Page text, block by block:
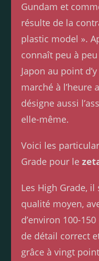
Gundam et
résulte de la
plastic model ».
connaît peu à
Japon au point
marché à l’heure
désigne aussi
elle-même.
Voici les
Grade pour le
Les High Grade, il
qualité moyen,
d’environ 100-
de détail correct
grâce à vingt